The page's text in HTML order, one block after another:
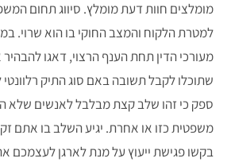
מומלצים חוות דעת מומלץ. סיווג תחום
למטרת הלקוח והמצב החוקי בו הוא שרוי.
מעורכי הדין תחת הענף הרצוי, דאגו
שתוכלו לקבל תשובה באם סוג התיק
ספק כי זהו שלב קצת מבלבל לאנשים שלא
משפטית כזו או אחרת. יגיע השלב בו אתם
בקשו פגישת ייעוץ על מנת לארגן לעצמכם